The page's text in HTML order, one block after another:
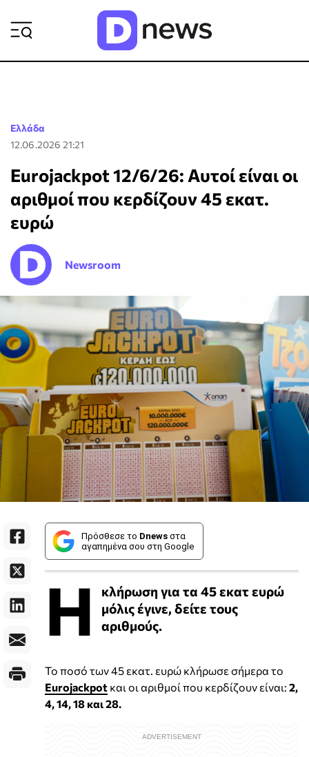
Ελλάδα
12.06.2026 21:21
Eurojackpot 12/6/26: Αυτοί είναι οι
αριθμοί που κερδίζουν 45 εκατ.
ευρώ
Newsroom
Πρόσθεσε το Dnews στα
αγαπημένα σου στη Google
Η
κλήρωση για τα 45 εκατ ευρώ
μόλις έγινε, δείτε τους
αριθμούς.
Το ποσό των 45 εκατ. ευρώ κλήρωσε σήμερα το
Eurojackpot και οι αριθμοί που κερδίζουν είναι: 2,
4, 14, 18 και 28.